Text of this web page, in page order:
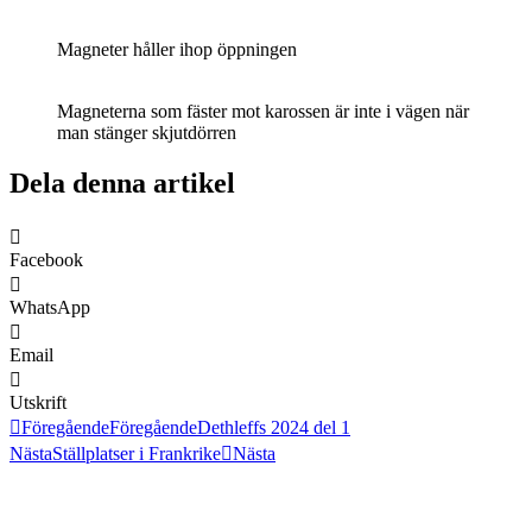
Magneter håller ihop öppningen
Magneterna som fäster mot karossen är inte i vägen när
man stänger skjutdörren
Dela denna artikel
Facebook
WhatsApp
Email
Utskrift
FöregåendeFöregåendeDethleffs 2024 del 1
NästaStällplatser i Frankrike Nästa